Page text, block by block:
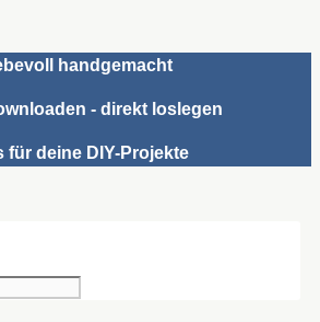
handgemacht
- direkt loslegen
für deine DIY-Projekte